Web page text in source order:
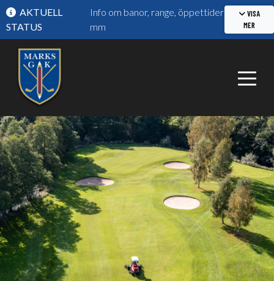
AKTUELL
STATUS
Info om banor, range, öppettider
mm
VISA
MER